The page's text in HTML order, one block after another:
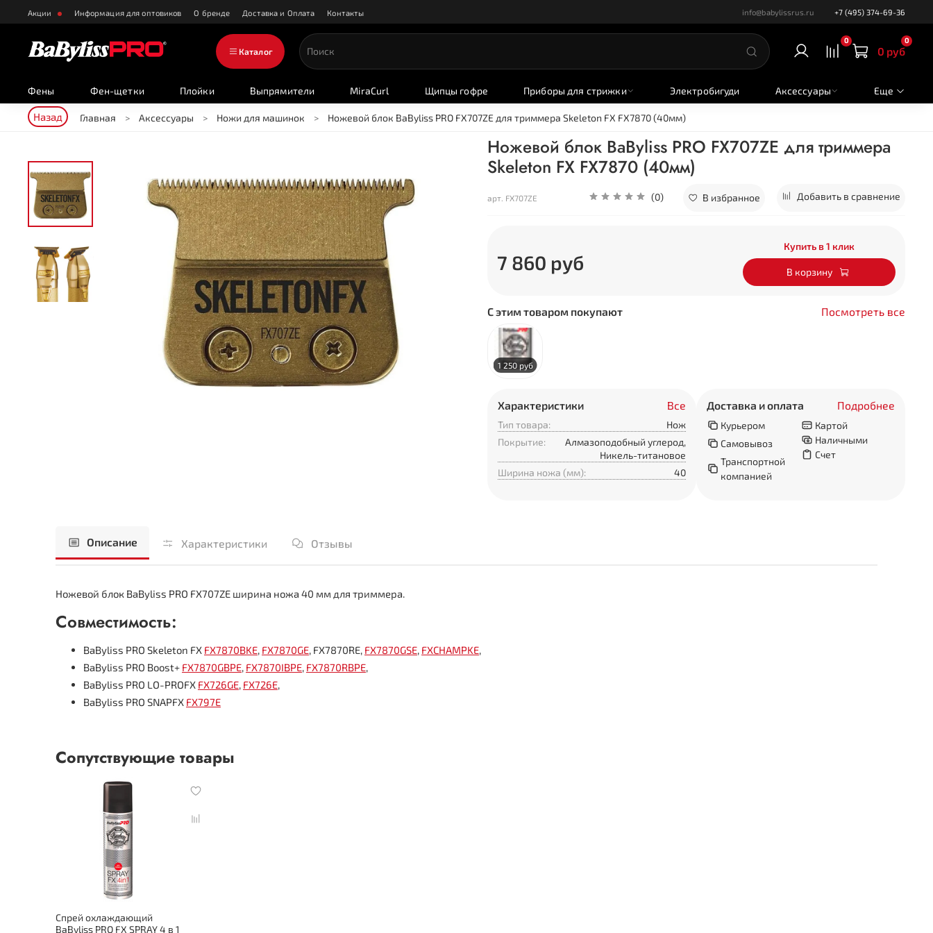
Акции Информация для оптовиков О бренде Доставка и Оплата Контакты info@babylissrus.ru +7 (495) 374-69-36
Каталог
0 0
0 руб
Фены Фен-щетки Плойки Выпрямители MiraCurl Щипцы гофре Приборы для стрижки Электробигуди Аксессуары Еще
Назад Главная Аксессуары Ножи для машинок Ножевой блок BaByliss PRO FX707ZE для триммера Skeleton FX FX7870 (40мм)
арт. FX707ZE (0) В избранное Добавить в сравнение
Ножевой блок BaByliss PRO FX707ZE для триммера
Skeleton FX FX7870 (40мм)
7 860 руб
Купить в 1 клик
В корзину
С этим товаром покупают Посмотреть все
1 250 руб
Характеристики Все
Тип товара:
Нож
Покрытие:
Алмазоподобный углерод,
Никель-титановое
Ширина ножа (мм):
40
Доставка и оплата Подробнее
Курьером
Самовывоз
Транспортной
компанией
Картой
Наличными
Счет
Описание Характеристики Отзывы
Ножевой блок BaByliss PRO FX707ZE ширина ножа 40 мм для триммера.
Совместимость:
BaByliss PRO Skeleton FX FX7870BKE, FX7870GE, FX7870RE, FX7870GSE, FXCHAMPKE,
BaByliss PRO Boost+ FX7870GBPE, FX7870IBPE, FX7870RBPE,
BaByliss PRO LO-PROFX FX726GE, FX726E,
BaByliss PRO SNAPFX FX797E
Сопутствующие товары
Спрей охлаждающий
BaByliss PRO FX SPRAY 4 в 1